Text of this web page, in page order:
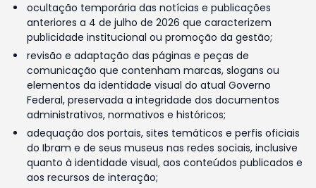
ocultação temporária das notícias e publicações
anteriores a 4 de julho de 2026 que caracterizem
publicidade institucional ou promoção da gestão;
revisão e adaptação das páginas e peças de
comunicação que contenham marcas, slogans ou
elementos da identidade visual do atual Governo
Federal, preservada a integridade dos documentos
administrativos, normativos e históricos;
adequação dos portais, sites temáticos e perfis oficiais
do Ibram e de seus museus nas redes sociais, inclusive
quanto à identidade visual, aos conteúdos publicados e
aos recursos de interação;